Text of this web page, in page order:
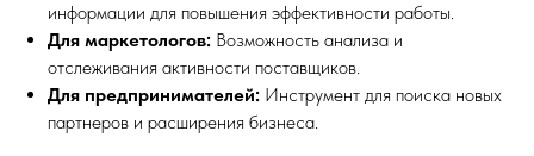
информации для повышения эффективности работы.
Для маркетологов: Возможность анализа и
отслеживания активности поставщиков.
Для предпринимателей: Инструмент для поиска новых
партнеров и расширения бизнеса.